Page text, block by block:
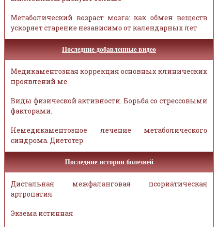
Метаболический возраст мозга: как обмен веществ
ускоряет старение независимо от календарных лет
Последние добавленные видео
Медикаментозная коррекция основных клинических
проявлений ме
Виды физической активности. Борьба со стрессовыми
факторами.
Немедикаментозное лечение метаболического
синдрома. Диетотер
Последние истории болезней
Дистальная межфаланговая псориатическая
артропатия
Экзема истинная